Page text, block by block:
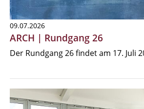
09.07.2026
ARCH | Rundgang 26
Der Rundgang 26 findet am 17. Juli